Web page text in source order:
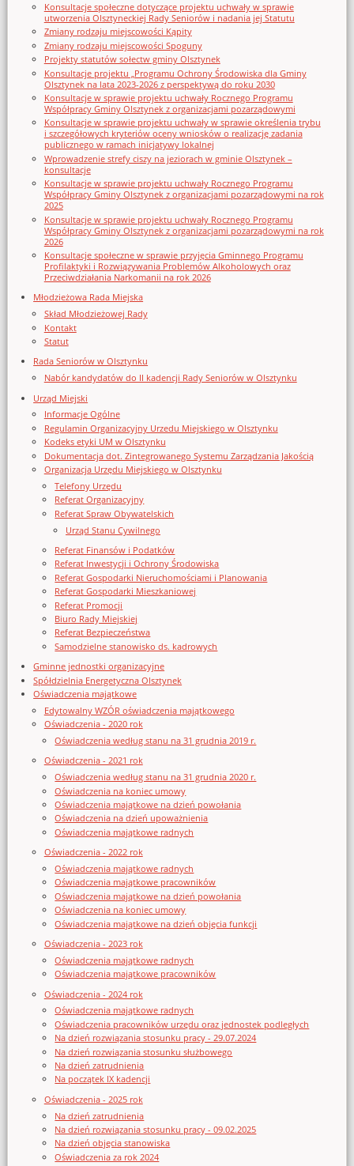
Konsultacje społeczne dotyczące projektu uchwały w sprawie
utworzenia Olsztyneckiej Rady Seniorów i nadania jej Statutu
Zmiany rodzaju miejscowości Kąpity
Zmiany rodzaju miejscowości Spoguny
Projekty statutów sołectw gminy Olsztynek
Konsultacje projektu „Programu Ochrony Środowiska dla Gminy
Olsztynek na lata 2023-2026 z perspektywą do roku 2030
Konsultacje w sprawie projektu uchwały Rocznego Programu
Współpracy Gminy Olsztynek z organizacjami pozarządowymi
Konsultacje w sprawie projektu uchwały w sprawie określenia trybu
i szczegółowych kryteriów oceny wniosków o realizację zadania
publicznego w ramach inicjatywy lokalnej
Wprowadzenie strefy ciszy na jeziorach w gminie Olsztynek –
konsultacje
Konsultacje w sprawie projektu uchwały Rocznego Programu
Współpracy Gminy Olsztynek z organizacjami pozarządowymi na rok
2025
Konsultacje w sprawie projektu uchwały Rocznego Programu
Współpracy Gminy Olsztynek z organizacjami pozarządowymi na rok
2026
Konsultacje społeczne w sprawie przyjęcia Gminnego Programu
Profilaktyki i Rozwiązywania Problemów Alkoholowych oraz
Przeciwdziałania Narkomanii na rok 2026
Młodzieżowa Rada Miejska
Skład Młodzieżowej Rady
Kontakt
Statut
Rada Seniorów w Olsztynku
Nabór kandydatów do II kadencji Rady Seniorów w Olsztynku
Urząd Miejski
Informacje Ogólne
Regulamin Organizacyjny Urzedu Miejskiego w Olsztynku
Kodeks etyki UM w Olsztynku
Dokumentacja dot. Zintegrowanego Systemu Zarządzania Jakością
Organizacja Urzędu Miejskiego w Olsztynku
Telefony Urzędu
Referat Organizacyjny
Referat Spraw Obywatelskich
Urząd Stanu Cywilnego
Referat Finansów i Podatków
Referat Inwestycji i Ochrony Środowiska
Referat Gospodarki Nieruchomościami i Planowania
Referat Gospodarki Mieszkaniowej
Referat Promocji
Biuro Rady Miejskiej
Referat Bezpieczeństwa
Samodzielne stanowisko ds. kadrowych
Gminne jednostki organizacyjne
Spółdzielnia Energetyczna Olsztynek
Oświadczenia majątkowe
Edytowalny WZÓR oświadczenia majątkowego
Oświadczenia - 2020 rok
Oświadczenia według stanu na 31 grudnia 2019 r.
Oświadczenia - 2021 rok
Oświadczenia według stanu na 31 grudnia 2020 r.
Oświadczenia na koniec umowy
Oświadczenia majątkowe na dzień powołania
Oświadczenia na dzień upoważnienia
Oświadczenia majątkowe radnych
Oświadczenia - 2022 rok
Oświadczenia majątkowe radnych
Oświadczenia majątkowe pracowników
Oświadczenia majątkowe na dzień powołania
Oświadczenia na koniec umowy
Oświadczenia majątkowe na dzień objęcia funkcji
Oświadczenia - 2023 rok
Oświadczenia majątkowe radnych
Oświadczenia majątkowe pracowników
Oświadczenia - 2024 rok
Oświadczenia majątkowe radnych
Oświadczenia pracowników urzędu oraz jednostek podległych
Na dzień rozwiązania stosunku pracy - 29.07.2024
Na dzień rozwiązania stosunku służbowego
Na dzień zatrudnienia
Na początek IX kadencji
Oświadczenia - 2025 rok
Na dzień zatrudnienia
Na dzień rozwiązania stosunku pracy - 09.02.2025
Na dzień objęcia stanowiska
Oświadczenia za rok 2024